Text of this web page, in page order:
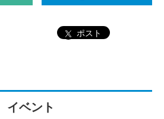
ポスト
イベント